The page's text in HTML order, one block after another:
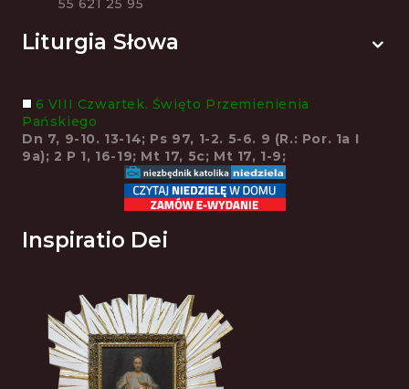
55 621 25 95
Liturgia Słowa
6 VIII Czwartek. Święto Przemienienia
Pańskiego
Dn 7, 9-10. 13-14; Ps 97, 1-2. 5-6. 9 (R.: Por. 1a I
9a); 2 P 1, 16-19; Mt 17, 5c; Mt 17, 1-9;
Inspiratio Dei